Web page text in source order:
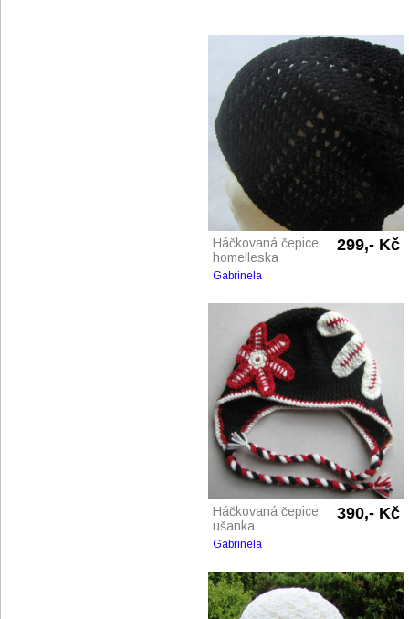
Háčkovaná čepice
homelleska
299,- Kč
Gabrinela
Háčkovaná čepice
ušanka
390,- Kč
Gabrinela